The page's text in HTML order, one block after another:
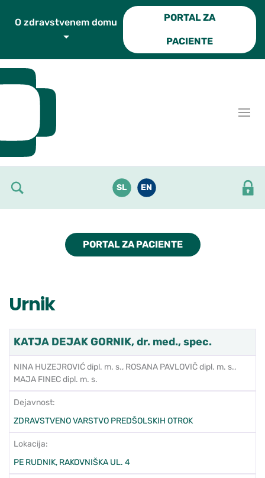
PORTAL ZA
PACIENTE
SL EN
PORTAL ZA PACIENTE
Urnik
KATJA DEJAK GORNIK, dr. med., spec.
NINA HUZEJROVIĆ dipl. m. s., ROSANA PAVLOVIČ dipl. m. s.,
MAJA FINEC dipl. m. s.
Dejavnost:
ZDRAVSTVENO VARSTVO PREDŠOLSKIH OTROK
Lokacija:
PE RUDNIK, RAKOVNIŠKA UL. 4